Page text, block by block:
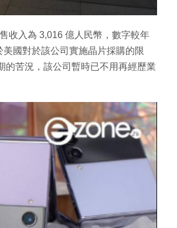
收入為 3,016 億人民幣，數字較年
國對於該公司實施晶片採購的限
的苦況，該公司暫時已不用再經歷業